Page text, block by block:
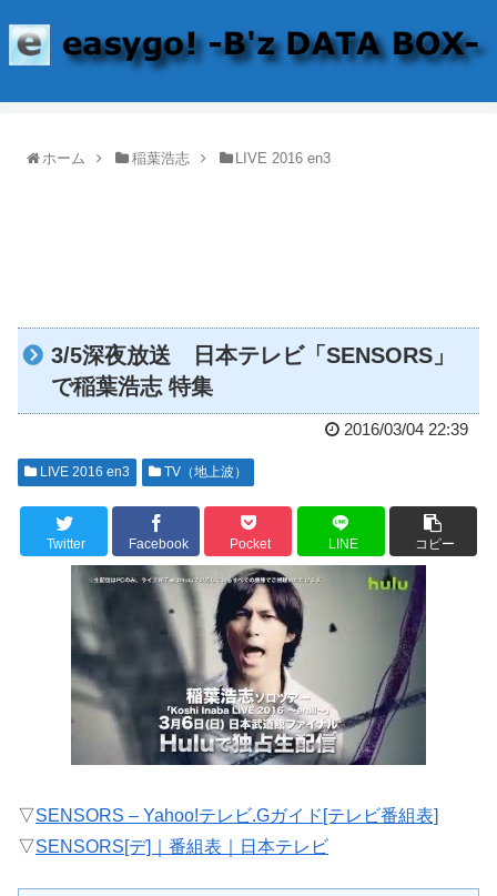
ホーム 稲葉浩志 LIVE 2016 en3
3/5深夜放送 日本テレビ「SENSORS」
で稲葉浩志 特集
2016/03/04 22:39
LIVE 2016 en3 TV（地上波）
Twitter Facebook Pocket LINE コピー
▽SENSORS – Yahoo!テレビ.Gガイド[テレビ番組表]
▽SENSORS[デ]｜番組表｜日本テレビ